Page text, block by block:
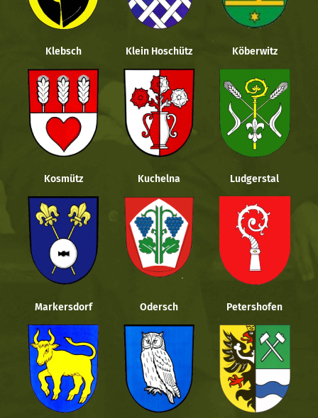
Klebsch Klein Hoschütz Köberwitz
Kosmütz Kuchelna Ludgerstal
Markersdorf Odersch Petershofen